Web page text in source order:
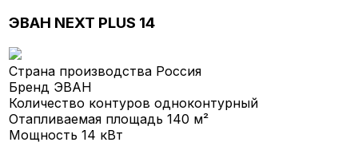
ЭВАН NEXT PLUS 14
Страна производства Россия
Бренд ЭВАН
Количество контуроводноконтурный
Отапливаемая площадь140 м²
Мощность14 кВт